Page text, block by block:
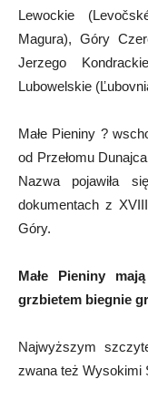
Lewockie
Magura), Góry
Jerzego
Lubowelskie
Małe Pieniny ?
od Przełomu
Nazwa pojawiła
dokumentach z
Góry.
Małe Pieniny
grzbietem biegnie
Najwyższym
zwana też Wysokimi